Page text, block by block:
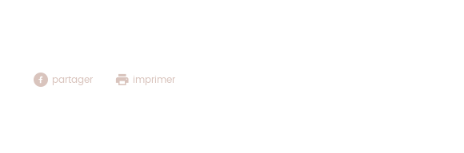
partager imprimer